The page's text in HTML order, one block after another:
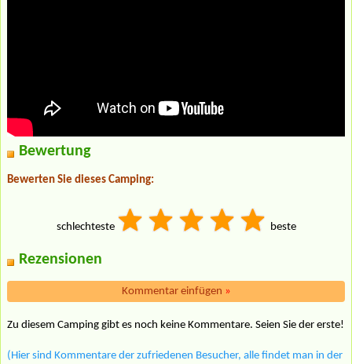
Bewertung
Bewerten Sie dieses Camping:
schlechteste beste
Rezensionen
Kommentar einfügen »
Zu diesem Camping gibt es noch keine Kommentare. Seien Sie der erste!
(Hier sind Kommentare der zufriedenen Besucher, alle findet man in der